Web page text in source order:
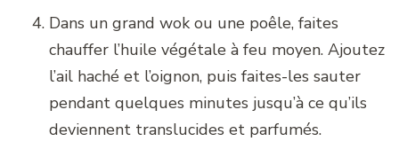
Dans un grand wok ou une poêle, faites
chauffer l’huile végétale à feu moyen. Ajoutez
l’ail haché et l’oignon, puis faites-les sauter
pendant quelques minutes jusqu’à ce qu’ils
deviennent translucides et parfumés.